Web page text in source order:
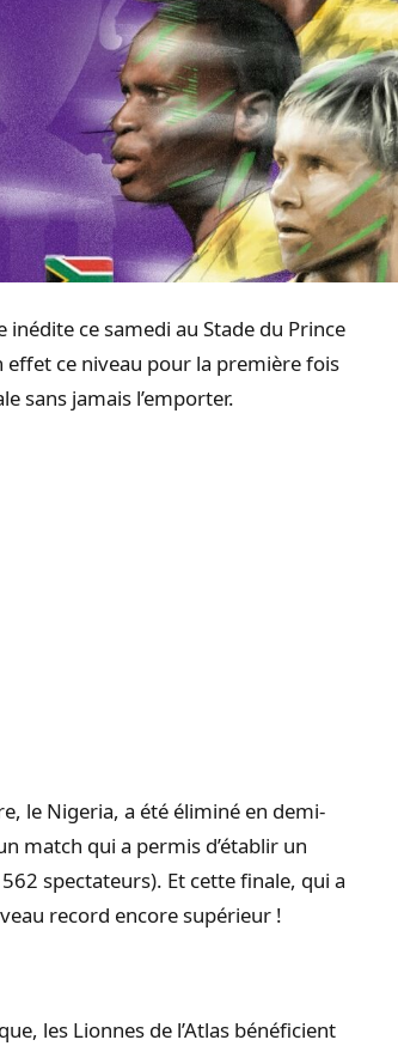
ce samedi au Stade du Prince
effet ce niveau pour la première fois
sans jamais l’emporter.
le Nigeria, a été éliminé en demi-
match qui a permis d’établir un
spectateurs). Et cette finale, qui a
record encore supérieur !
les Lionnes de l’Atlas bénéficient